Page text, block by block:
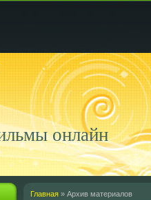
онлайн
Главная » Архив материалов